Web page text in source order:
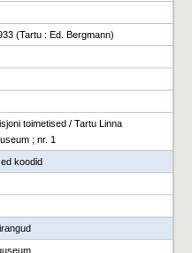
(Tartu : Ed. Bergmann)
toimetised / Tartu Linna
; nr. 1
koodid